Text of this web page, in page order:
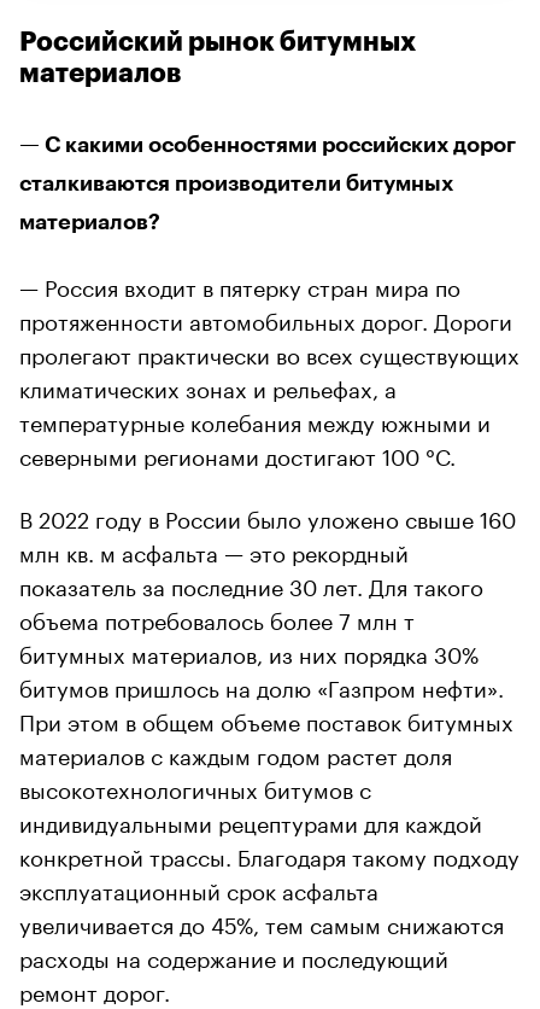
Российский рынок битумных
материалов
— С какими особенностями российских дорог
сталкиваются производители битумных
материалов?
— Россия входит в пятерку стран мира по
протяженности автомобильных дорог. Дороги
пролегают практически во всех существующих
климатических зонах и рельефах, а
температурные колебания между южными и
северными регионами достигают 100 °С.
В 2022 году в России было уложено свыше 160
млн кв. м асфальта — это рекордный
показатель за последние 30 лет. Для такого
объема потребовалось более 7 млн т
битумных материалов, из них порядка 30%
битумов пришлось на долю «Газпром нефти».
При этом в общем объеме поставок битумных
материалов с каждым годом растет доля
высокотехнологичных битумов с
индивидуальными рецептурами для каждой
конкретной трассы. Благодаря такому подходу
эксплуатационный срок асфальта
увеличивается до 45%, тем самым снижаются
расходы на содержание и последующий
ремонт дорог.